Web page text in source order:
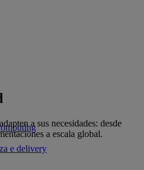
e delivery
a sus necesidades: desde
a escala global.